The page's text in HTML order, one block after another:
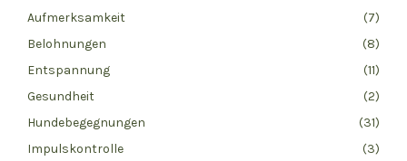
Aufmerksamkeit
(7)
Belohnungen
(8)
Entspannung
(11)
Gesundheit
(2)
Hundebegegnungen
(31)
Impulskontrolle
(3)